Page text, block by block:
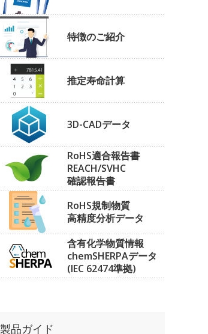
特徴のご紹介
推定寿命計算
3D-CADデータ
RoHS適合報告書
REACH/SVHC
確認報告書
RoHS規制物質
高精度分析データ
含有化学物質情報
chemSHERPAデータ
(IEC 62474準拠)
製品ガイド